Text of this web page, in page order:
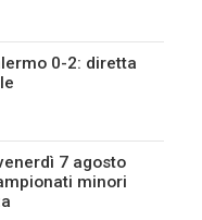
0-2: diretta
7 agosto
minori